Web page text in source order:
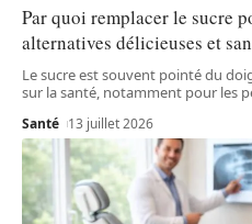
Par quoi remplacer le sucre
alternatives délicieuses et
Le sucre est souvent pointé du
sur la santé, notamment pour les
Santé 13 juillet 2026